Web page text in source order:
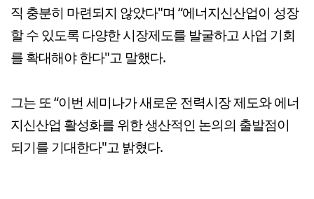
직 충분히 마련되지 않았다"며 “에너지신산업이 성장
할 수 있도록 다양한 시장제도를 발굴하고 사업 기회
를 확대해야 한다"고 말했다.
그는 또 “이번 세미나가 새로운 전력시장 제도와 에너
지신산업 활성화를 위한 생산적인 논의의 출발점이
되기를 기대한다"고 밝혔다.